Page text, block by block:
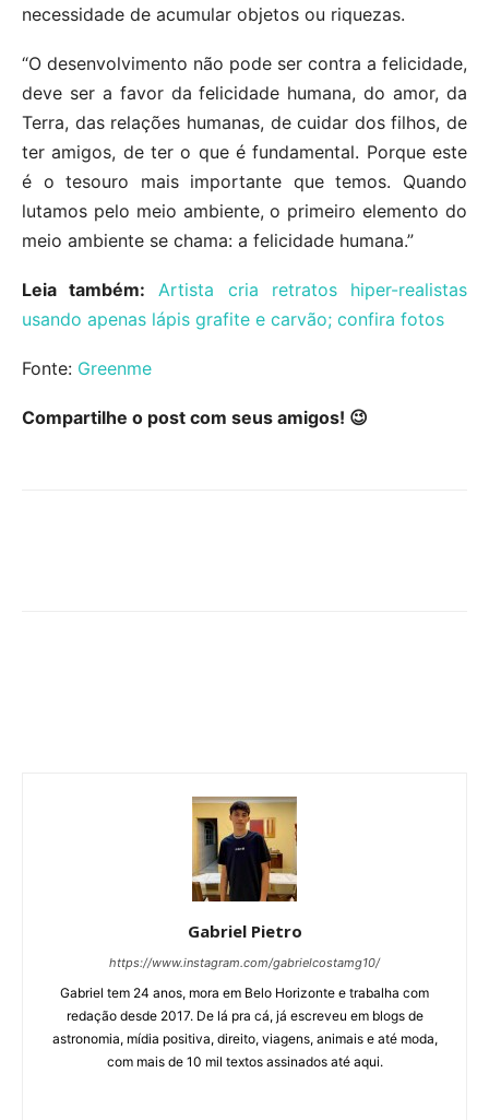
necessidade de acumular objetos ou riquezas.
“O desenvolvimento não pode ser contra a felicidade,
deve ser a favor da felicidade humana, do amor, da
Terra, das relações humanas, de cuidar dos filhos, de
ter amigos, de ter o que é fundamental. Porque este
é o tesouro mais importante que temos. Quando
lutamos pelo meio ambiente, o primeiro elemento do
meio ambiente se chama: a felicidade humana.”
Leia também:
Artista cria retratos hiper-realistas
usando apenas lápis grafite e carvão; confira fotos
Fonte: Greenme
Compartilhe o post com seus amigos! 😉
Gabriel Pietro
https://www.instagram.com/gabrielcostamg10/
Gabriel tem 24 anos, mora em Belo Horizonte e trabalha com
redação desde 2017. De lá pra cá, já escreveu em blogs de
astronomia, mídia positiva, direito, viagens, animais e até moda,
com mais de 10 mil textos assinados até aqui.